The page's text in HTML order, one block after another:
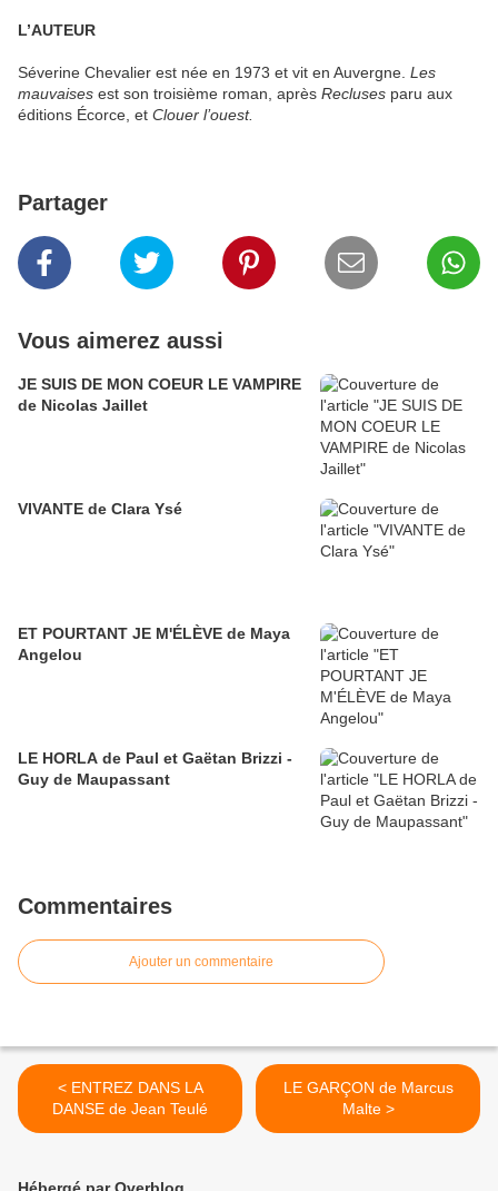
L’AUTEUR
Séverine Chevalier est née en 1973 et vit en Auvergne. Les
mauvaises est son troisième roman, après Recluses paru aux
éditions Écorce, et Clouer l’ouest.
Partager
Vous aimerez aussi
JE SUIS DE MON COEUR LE VAMPIRE
de Nicolas Jaillet
VIVANTE de Clara Ysé
ET POURTANT JE M'ÉLÈVE de Maya
Angelou
LE HORLA de Paul et Gaëtan Brizzi -
Guy de Maupassant
Commentaires
Ajouter un commentaire
< ENTREZ DANS LA
DANSE de Jean Teulé
LE GARÇON de Marcus
Malte >